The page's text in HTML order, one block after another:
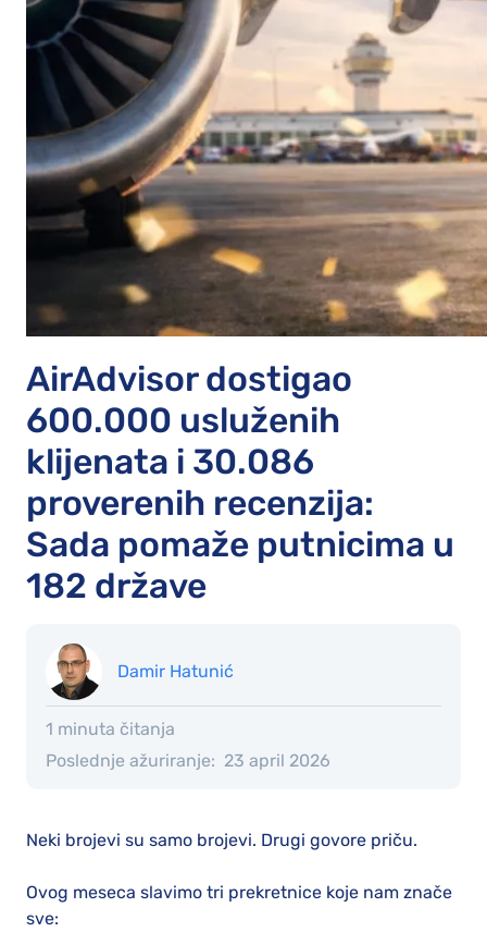
AirAdvisor dostigao
600.000 usluženih
klijenata i 30.086
proverenih recenzija:
Sada pomaže putnicima u
182 države
Damir Hatunić
1 minuta čitanja
Poslednje ažuriranje: 23 april 2026
Neki brojevi su samo brojevi. Drugi govore priču.
Ovog meseca slavimo tri prekretnice koje nam znače
sve: